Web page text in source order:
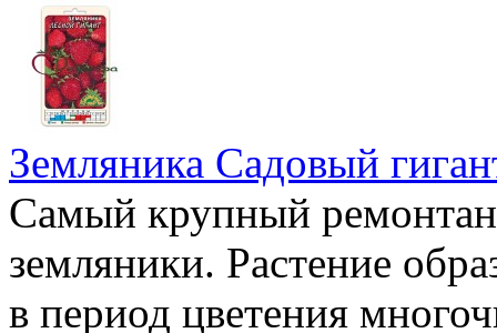
Земляника Садовый
Самый крупный
земляники. Растение
в период цветения